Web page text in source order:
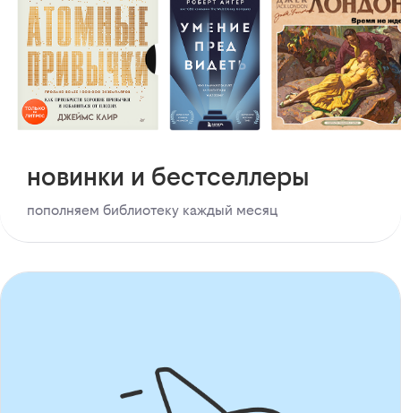
новинки и бестселлеры
пополняем библиотеку каждый месяц